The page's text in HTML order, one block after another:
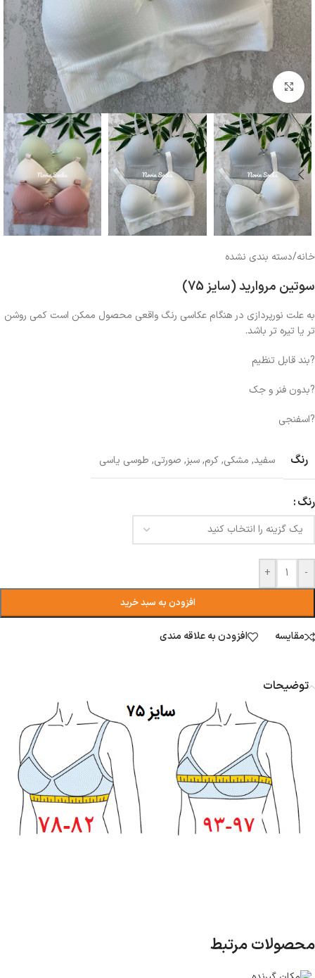
بزرگنمایی تصویر
خانه/دسته بندی نشده
سوتین مروارید (سایز 75)
به علت نورپردازی در هنگام عکاسی رنگ واقعی محصول ممکن است کمی روشن
تر یا تیره تر باشد.
?بند قابل تنظیم
?بدون فنر و جک
?اسفنجی
رنگ سفید, مشکی,کرم,سبز, صورتی, طوسی یاسی
رنگ
-
+
افزودن به سبد خرید
مقایسه افزودن به علاقه مندی
توضیحات
محصولات مرتبط